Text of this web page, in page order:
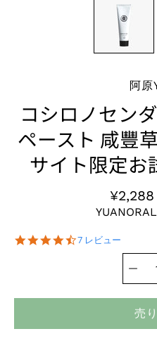
阿原
コシロノセン
ペースト 咸豐
サイト限定お
4.7
7 レビュー
¥2,288
数量
売